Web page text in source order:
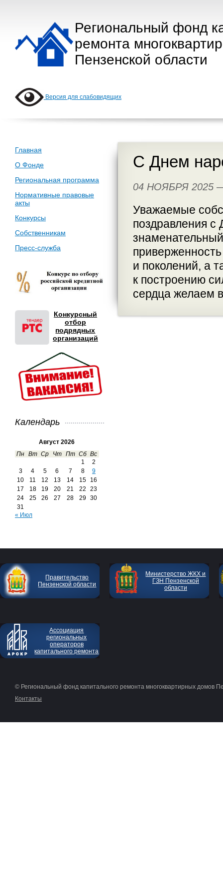
Региональный фонд
ремонта
Пензенской области
Версия для слабовидящих
Главная
О Фонде
Региональная программа
Нормативные правовые
акты
Конкурсы
Собственникам
Пресс-служба
Конкурсный
отбор
подрядных
организаций
Календарь
Август 2026
Пн Вт Ср Чт Пт Сб Вс
1
2
3
4 5 6 7 8
9
10
11 12 13 14 15
16
17
18 19 20 21 22
23
24
25 26 27 28 29
30
31
« Июл
С Днем
04 НОЯБРЯ 2025
Уважаемые
поздравления с
и поколений, а
к построению
сердца желаем
Правительство
Пензенской области
Министерство ЖКХ и
ГЗН Пензенской
области
Ассоциация
региональных
операторов
капитального ремонта
© Региональный фонд капитального ремонта многоквартирных домов
Контакты